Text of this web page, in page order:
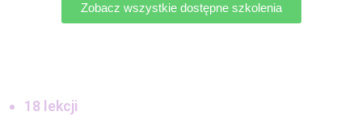
Zobacz wszystkie dostępne szkolenia
18 lekcji